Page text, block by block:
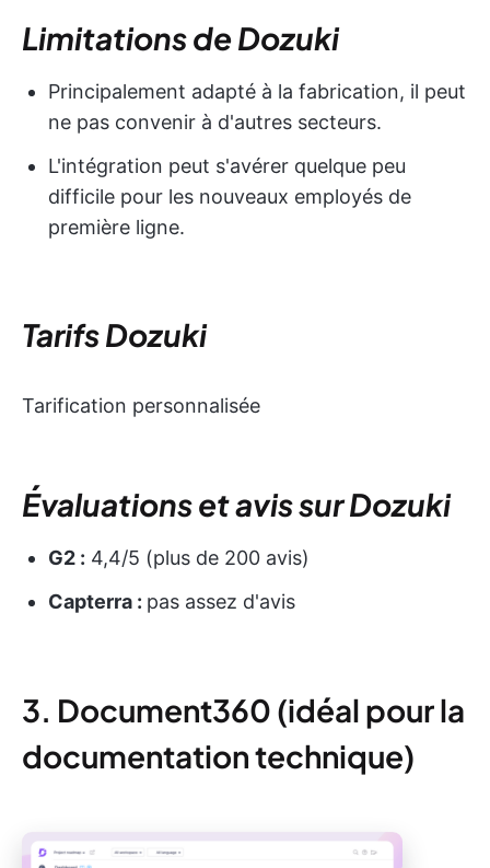
Limitations de Dozuki
Principalement adapté à la fabrication, il peut
ne pas convenir à d'autres secteurs.
L'intégration peut s'avérer quelque peu
difficile pour les nouveaux employés de
première ligne.
Tarifs Dozuki
Tarification personnalisée
Évaluations et avis sur Dozuki
G2 : 4,4/5 (plus de 200 avis)
Capterra : pas assez d'avis
3. Document360 (idéal pour la
documentation technique)